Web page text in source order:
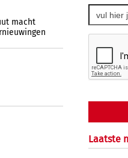
macht
Laatste